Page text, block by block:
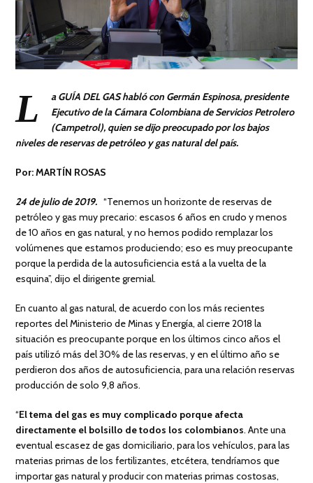
L
a GUÍA DEL GAS habló con Germán Espinosa, presidente
Ejecutivo de la Cámara Colombiana de Servicios Petrolero
(Campetrol), quien se dijo preocupado por los bajos
niveles de reservas de petróleo y gas natural del país.
Por: MARTÍN ROSAS
24 de julio de 2019. “Tenemos un horizonte de reservas de
petróleo y gas muy precario: escasos 6 años en crudo y menos
de 10 años en gas natural, y no hemos podido remplazar los
volúmenes que estamos produciendo; eso es muy preocupante
porque la perdida de la autosuficiencia está a la vuelta de la
esquina”, dijo el dirigente gremial.
En cuanto al gas natural, de acuerdo con los más recientes
reportes del Ministerio de Minas y Energía, al cierre 2018 la
situación es preocupante porque en los últimos cinco años el
país utilizó más del 30% de las reservas, y en el último año se
perdieron dos años de autosuficiencia, para una relación reservas
producción de solo 9,8 años.
“El tema del gas es muy complicado porque afecta
directamente el bolsillo de todos los colombianos. Ante una
eventual escasez de gas domiciliario, para los vehículos, para las
materias primas de los fertilizantes, etcétera, tendríamos que
importar gas natural y producir con materias primas costosas,